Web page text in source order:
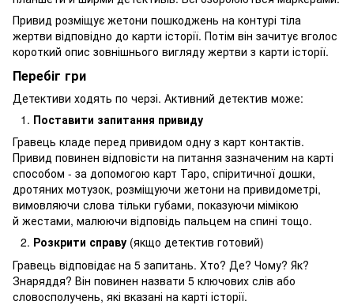
Привид розміщує жетони пошкоджень на контурі тіла
жертви відповідно до карти історії. Потім він зачитує вголос
короткий опис зовнішнього вигляду жертви з карти історії.
Перебіг гри
Детективи ходять по черзі. Активний детектив може:
Поставити запитання привиду
Гравець кладе перед привидом одну з карт контактів.
Привид повинен відповісти на питання зазначеним на карті
способом - за допомогою карт Таро, спіритичної дошки,
дротяних мотузок, розміщуючи жетони на привидометрі,
вимовляючи слова тільки губами, показуючи мімікою
й жестами, малюючи відповідь пальцем на спині тощо.
Розкрити справу (якщо детектив готовий)
Гравець відповідає на 5 запитань. Хто? Де? Чому? Як?
Знаряддя? Він повинен назвати 5 ключових слів або
словосполучень, які вказані на карті історії.